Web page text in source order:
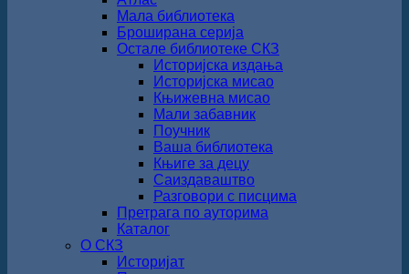
Мала библиотека
Броширана серија
Остале библиотеке СКЗ
Историјска издања
Историјска мисао
Књижевна мисао
Мали забавник
Поучник
Ваша библиотека
Књиге за децу
Саиздаваштво
Разговори с писцима
Претрага по ауторима
Каталог
О СКЗ
Историјат